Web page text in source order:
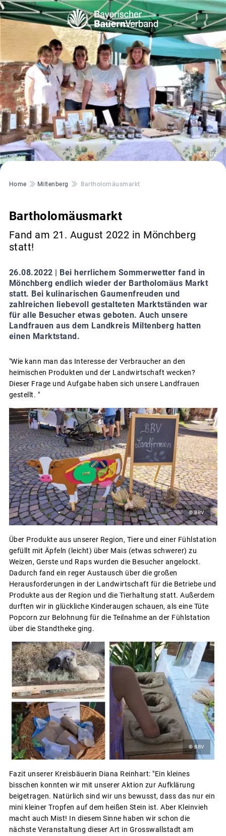
© BBV
Pfadnavigation
Home Miltenberg Bartholomäusmarkt
Bartholomäusmarkt
Fand am 21. August 2022 in Mönchberg
statt!
26.08.2022 | Bei herrlichem Sommerwetter fand in
Mönchberg endlich wieder der Bartholomäus Markt
statt. Bei kulinarischen Gaumenfreuden und
zahlreichen liebevoll gestalteten Marktständen war
für alle Besucher etwas geboten. Auch unsere
Landfrauen aus dem Landkreis Miltenberg hatten
einen Marktstand.
"Wie kann man das Interesse der Verbraucher an den
heimischen Produkten und der Landwirtschaft wecken?
Dieser Frage und Aufgabe haben sich unsere Landfrauen
gestellt. "
© BBV
Über Produkte aus unserer Region, Tiere und einer Fühlstation
gefüllt mit Äpfeln (leicht) über Mais (etwas schwerer) zu
Weizen, Gerste und Raps wurden die Besucher angelockt.
Dadurch fand ein reger Austausch über die großen
Herausforderungen in der Landwirtschaft für die Betriebe und
Produkte aus der Region und die Tierhaltung statt. Außerdem
durften wir in glückliche Kinderaugen schauen, als eine Tüte
Popcorn zur Belohnung für die Teilnahme an der Fühlstation
über die Standtheke ging.
© BBV
Fazit unserer Kreisbäuerin Diana Reinhart: "Ein kleines
bisschen konnten wir mit unserer Aktion zur Aufklärung
beigetragen. Natürlich sind wir uns bewusst, dass das nur ein
mini kleiner Tropfen auf dem heißen Stein ist. Aber Kleinvieh
macht auch Mist! In diesem Sinne haben wir schon die
nächste Veranstaltung dieser Art in Grosswallstadt am